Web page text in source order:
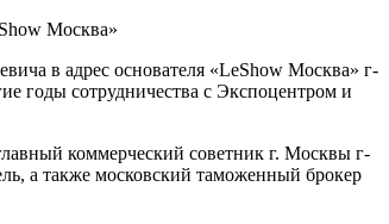
Москва»
в адрес основателя «LeShow Москва» г-
годы сотрудничества с Экспоцентром и
коммерческий советник г. Москвы г-
а также московский таможенный брокер